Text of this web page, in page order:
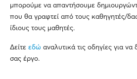
μπορούμε να απαντήσουμε
που θα γραφτεί από τους καθηγητές/
ίδιους τους μαθητές.
Δείτε εδώ αναλυτικά τις οδηγίες για να
σας έργο.